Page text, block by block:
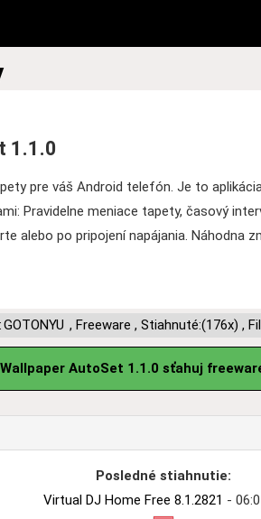
1.1.0
pre váš Android telefón. Je to
Pravidelne meniace tapety, časový
alebo po pripojení napájania. Náhodna
GOTONYU , Freeware , Stiahnuté:(176x) ,
Wallpaper AutoSet 1.1.0 sťahuj
Posledné stiahnutie:
Virtual DJ Home Free 8.1.2821 -